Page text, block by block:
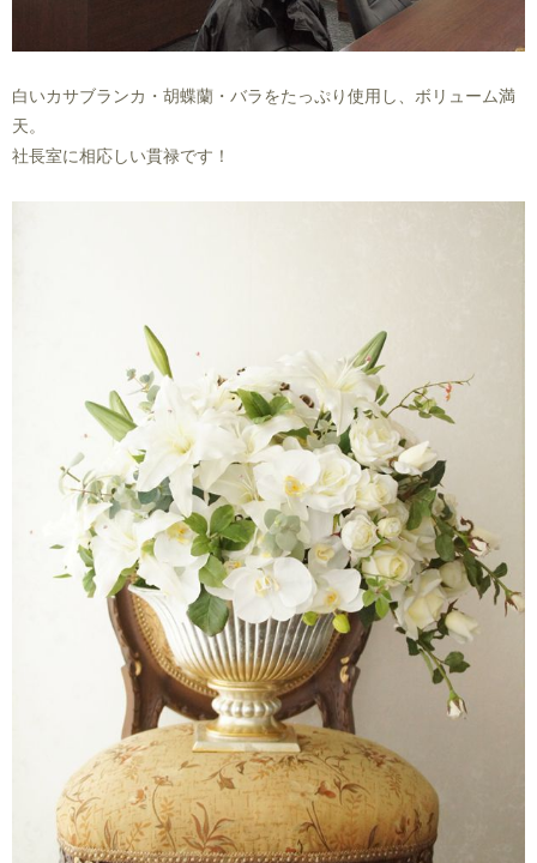
白いカサブランカ・胡蝶蘭・バラをたっぷり使用し、ボリューム満
天。
社長室に相応しい貫禄です！